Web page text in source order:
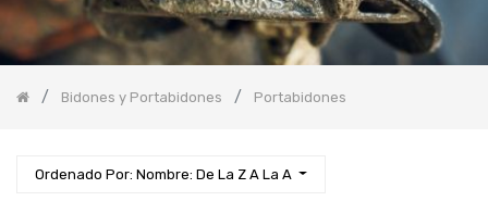
Bidones y Portabidones Portabidones
Ordenado Por: Nombre: De La Z A La A
Bidones
Bolsas
Cuadros
Documentación